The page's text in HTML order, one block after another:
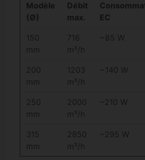
Modèle
(Ø)
Débit
max.
EC
150
mm
716
m³/h
~85 W
200
mm
1203
m³/h
~140 W
250
mm
2000
m³/h
~210 W
315
mm
2850
m³/h
~295 W